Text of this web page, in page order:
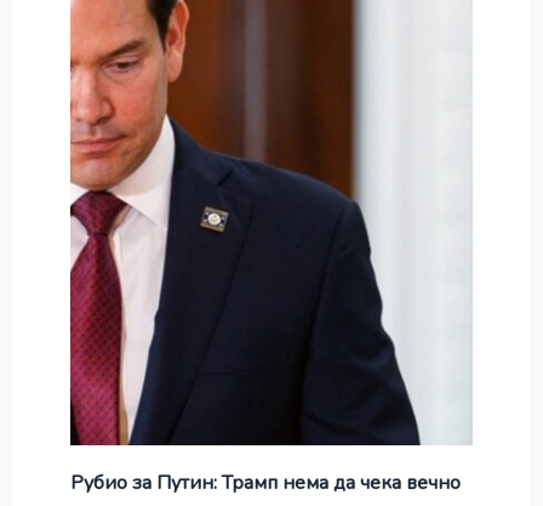
Рубио за Путин: Трамп нема да чека вечно